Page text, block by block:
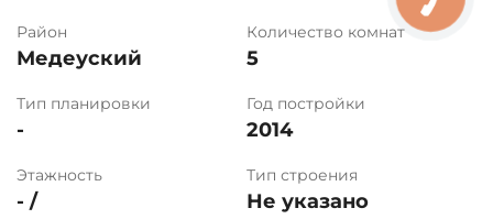
Район
Медеуский
Количество комнат
5
Тип планировки
-
Год постройки
2014
Этажность
- /
Тип строения
Не указано